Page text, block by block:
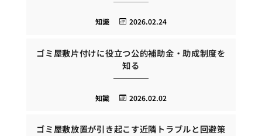
2026.02.24
知識
ゴミ屋敷片付けに役立つ公的補助金・助成制度を
知る
2026.02.02
知識
ゴミ屋敷放置が引き起こす近隣トラブルと回避策